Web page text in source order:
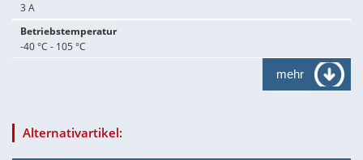
3 A
Betriebstemperatur
-40 °C - 105 °C
mehr
Alternativartikel: